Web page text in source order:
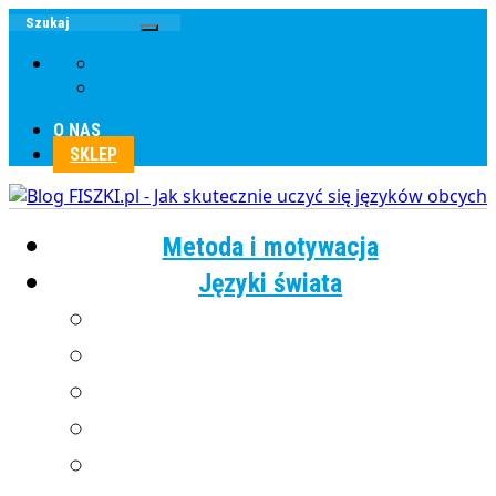
O NAS
SKLEP
Metoda i motywacja
Języki świata